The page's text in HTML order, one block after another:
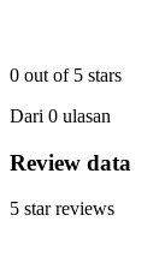
0 out of 5 stars
Dari 0 ulasan
Review data
5 star reviews